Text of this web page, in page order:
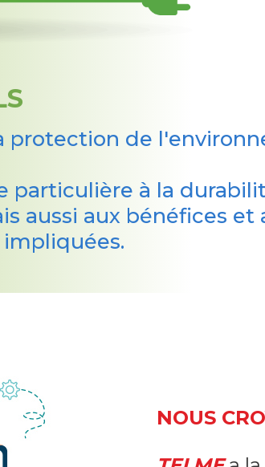
protection de
à la
aussi aux bénéfices
NOUS